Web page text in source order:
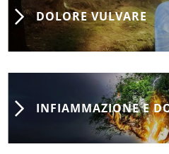
DOLORE VULVARE
INFIAMMAZIONE E